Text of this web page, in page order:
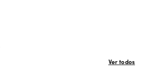
Ver todos